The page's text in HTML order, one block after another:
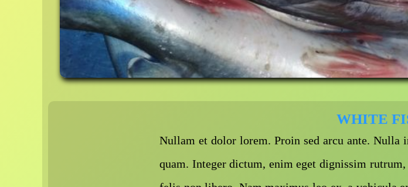
WHITE
Nullam et dolor lorem. Proin sed arcu ante.
quam. Integer dictum, enim eget dignissim